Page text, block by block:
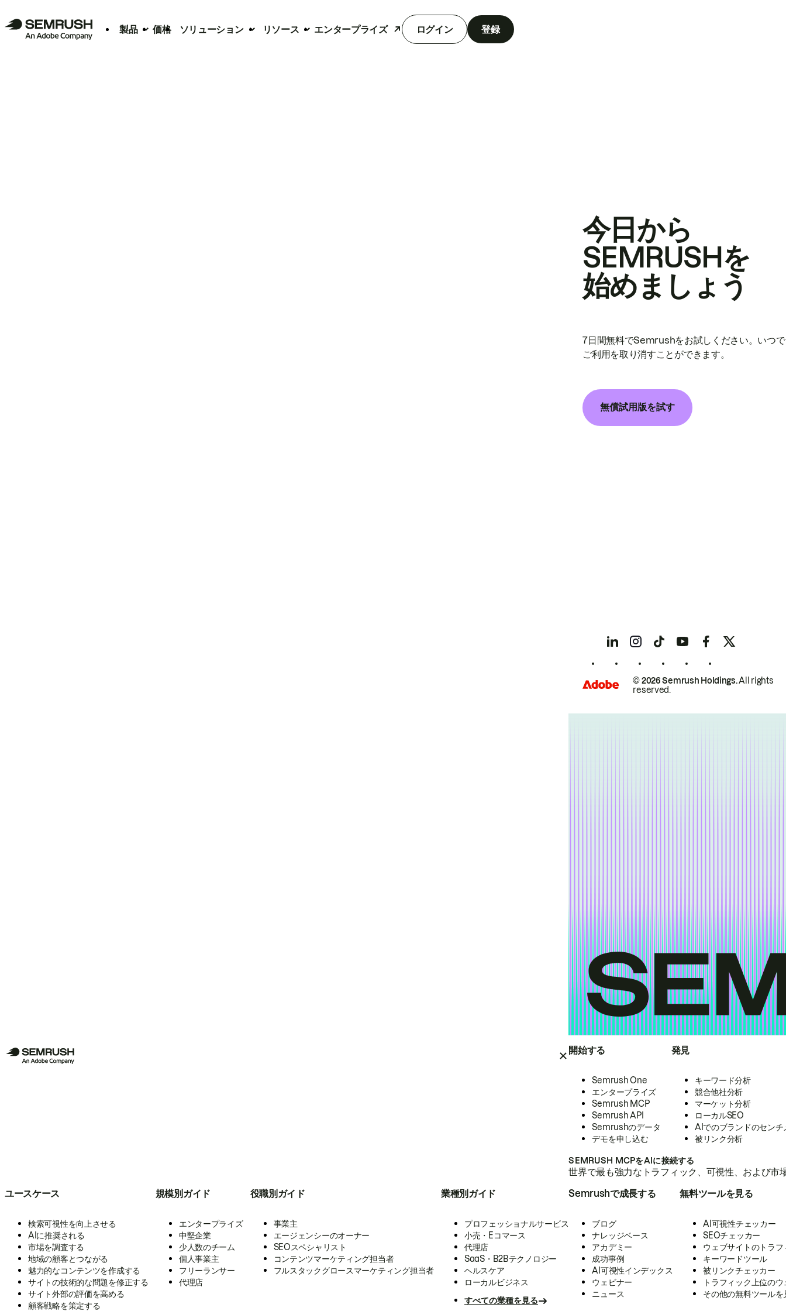
製品 価格 ソリューション リソース エンタープライズ ログイン 登録
開始する
Semrush One
エンタープライズ
Semrush MCP
Semrush API
Semrushのデータ
デモを申し込む
発見
キーワード分析
競合他社分析
マーケット分析
ローカルSEO
AIでのブランドのセンチ
被リンク分析
SEMRUSH MCPをAIに接続する
世界で最も強力なトラフィック、可視性、および
ユースケース
検索可視性を向上させる
AIに推奨される
市場を調査する
地域の顧客とつながる
魅力的なコンテンツを作成する
サイトの技術的な問題を修正する
サイト外部の評価を高める
顧客戦略を策定する
規模別ガイド
エンタープライズ
中堅企業
少人数のチーム
個人事業主
フリーランサー
代理店
役職別ガイド
事業主
エージェンシーのオーナー
SEOスペシャリスト
コンテンツマーケティング担当者
フルスタックグロースマーケティング担当者
業種別ガイド
プロフェッショナルサービス
小売・Eコマース
代理店
SaaS・B2Bテクノロジー
ヘルスケア
ローカルビジネス
すべての業種を見る
Semrushで成長する
ブログ
ナレッジベース
アカデミー
成功事例
AI可視性インデックス
ウェビナー
ニュース
無料ツールを見る
AI可視性チェッカー
SEOチェッカー
ウェブサイトのトラ
キーワードツール
被リンクチェッカー
トラフィック上位の
その他の無料ツールを
今日から
SEMRUSHを
始めましょう
7日間無料でSemrushをお試しください。いつ
ご利用を取り消すことができます。
無償試用版を試す
© 2026 Semrush Holdings.All rights
reserved.